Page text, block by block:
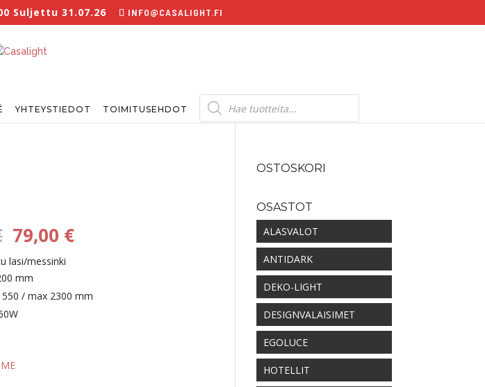
Suljettu 31.07.26 INFO@CASALIGHT.FI
YHTEYSTIEDOT TOIMITUSEHDOT
Products
search
Alkuperäinen
hinta
oli:
169,00 €.
79,00 €Nykyinen
lasi/messinki
mm
/ max 2300 mm
OSTOSKORI
OSASTOT
ALASVALOT
ANTIDARK
DEKO-LIGHT
DESIGNVALAISIMET
EGOLUCE
HOTELLIT